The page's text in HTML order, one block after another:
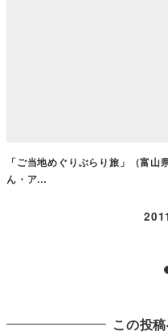
「ご当地めぐりぶらり旅」（富
ん・ア…
この投